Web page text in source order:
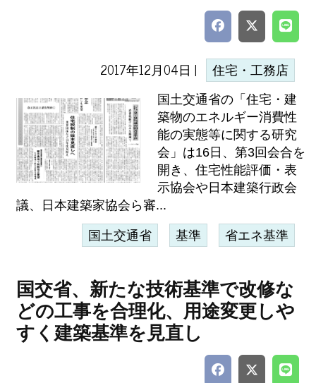
2017年12月04日 | 住宅・工務店
国土交通省の「住宅・建
築物のエネルギー消費性
能の実態等に関する研究
会」は16日、第3回会合を
開き、住宅性能評価・表
示協会や日本建築行政会
議、日本建築家協会ら審...
国土交通省 基準 省エネ基準
国交省、新たな技術基準で改修な
どの工事を合理化、用途変更しや
すく建築基準を見直し